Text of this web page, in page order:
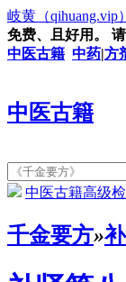
岐黄 （qihuang.vip）
免费、且好用。
中医古籍 中药|方
中医古籍
中医古籍高级
千金要方»